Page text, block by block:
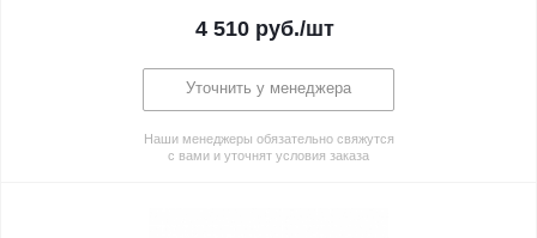
4 510руб./шт
Уточнить у менеджера
Наши менеджеры обязательно свяжутся
с вами и уточнят условия заказа